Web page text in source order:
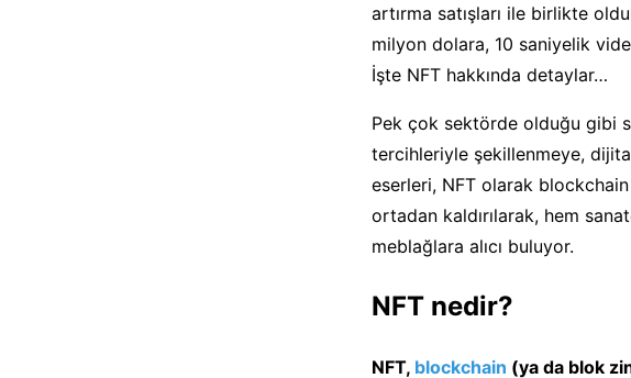
artırma satışları ile birlikte
milyon dolara, 10 saniyelik
İşte NFT hakkında detaylar…
Pek çok sektörde olduğu gibi
tercihleriyle şekillenmeye,
eserleri, NFT olarak
ortadan kaldırılarak, hem
meblağlara alıcı buluyor.
NFT nedir?
NFT, blockchain (ya da blok